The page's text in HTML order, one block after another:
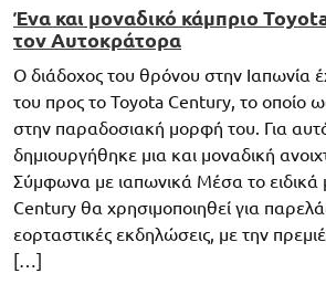
Ένα και μοναδικό κάμπριο
τον Αυτοκράτορα
O διάδοχος του θρόνου στην Ιαπωνία
του προς το Toyota Century, το οποίο
στην παραδοσιακή μορφή του. Για
δημιουργήθηκε μια και μοναδική
Σύμφωνα με ιαπωνικά Μέσα το ειδικά
Century θα χρησιμοποιηθεί για
εορταστικές εκδηλώσεις, με την
[…]